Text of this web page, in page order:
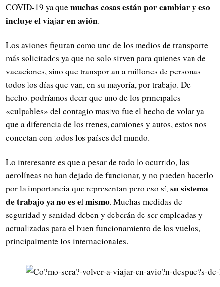
COVID-19 ya quemuchas cosas están por cambiar y eso
incluye el viajar en avión.
Los aviones figuran como uno de los medios de transporte
más solicitados ya que no solo sirven para quienes van de
vacaciones, sino que transportan a millones de personas
todos los días que van, en su mayoría, por trabajo. De
hecho, podríamos decir que uno de los principales
«culpables» del contagio masivo fue el hecho de volar ya
que a diferencia de los trenes, camiones y autos, estos nos
conectan con todos los países del mundo.
Lo interesante es que a pesar de todo lo ocurrido, las
aerolíneas no han dejado de funcionar, y no pueden hacerlo
por la importancia que representan pero eso sí,su sistema
de trabajo ya no es el mismo. Muchas medidas de
seguridad y sanidad deben y deberán de ser empleadas y
actualizadas para el buen funcionamiento de los vuelos,
principalmente los internacionales.